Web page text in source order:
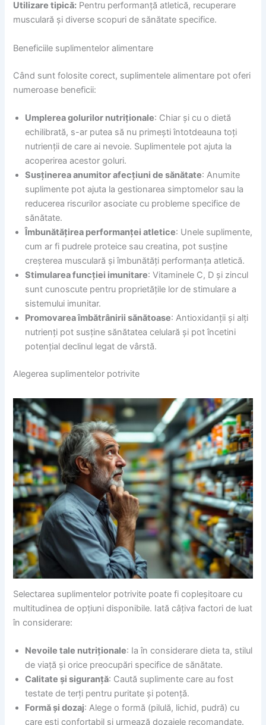
Utilizare tipică: Pentru performanță atletică, recuperare
musculară și diverse scopuri de sănătate specifice.
Beneficiile suplimentelor alimentare
Când sunt folosite corect, suplimentele alimentare pot oferi
numeroase beneficii:
Umplerea golurilor nutriționale: Chiar și cu o dietă
echilibrată, s-ar putea să nu primești întotdeauna toți
nutrienții de care ai nevoie. Suplimentele pot ajuta la
acoperirea acestor goluri.
Susținerea anumitor afecțiuni de sănătate: Anumite
suplimente pot ajuta la gestionarea simptomelor sau la
reducerea riscurilor asociate cu probleme specifice de
sănătate.
Îmbunătățirea performanței atletice: Unele suplimente,
cum ar fi pudrele proteice sau creatina, pot susține
creșterea musculară și îmbunătăți performanța atletică.
Stimularea funcției imunitare: Vitaminele C, D și zincul
sunt cunoscute pentru proprietățile lor de stimulare a
sistemului imunitar.
Promovarea îmbătrânirii sănătoase: Antioxidanții și alți
nutrienți pot susține sănătatea celulară și pot încetini
potențial declinul legat de vârstă.
Alegerea suplimentelor potrivite
Selectarea suplimentelor potrivite poate fi copleșitoare cu
multitudinea de opțiuni disponibile. Iată câțiva factori de luat
în considerare:
Nevoile tale nutriționale: Ia în considerare dieta ta, stilul
de viață și orice preocupări specifice de sănătate.
Calitate și siguranță: Caută suplimente care au fost
testate de terți pentru puritate și potență.
Formă și dozaj: Alege o formă (pilulă, lichid, pudră) cu
care ești confortabil și urmează dozajele recomandate.